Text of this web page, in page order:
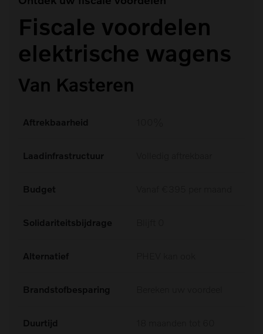
Fiscale voordelen
elektrische wagens
Van Kasteren
Aftrekbaarheid
Laadinfrastructuur
Budget
Solidariteitsbijdrage
Alternatief
Brandstofbesparing
Duurtijd